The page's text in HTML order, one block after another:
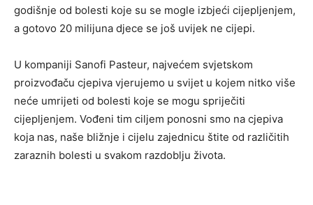
godišnje od bolesti koje su se mogle izbjeći cijepljenjem,
a gotovo 20 milijuna djece se još uvijek ne cijepi.
U kompaniji Sanofi Pasteur, najvećem svjetskom
proizvođaču cjepiva vjerujemo u svijet u kojem nitko više
neće umrijeti od bolesti koje se mogu spriječiti
cijepljenjem. Vođeni tim ciljem ponosni smo na cjepiva
koja nas, naše bližnje i cijelu zajednicu štite od različitih
zaraznih bolesti u svakom razdoblju života.